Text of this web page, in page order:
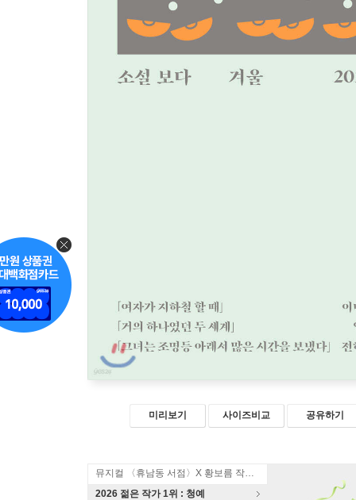
미리보기 사이즈비교 공유하기
뮤지컬 〈휴남동 서점〉X 황보름 작가 북토크
2026 젊은 작가 1위 : 청예